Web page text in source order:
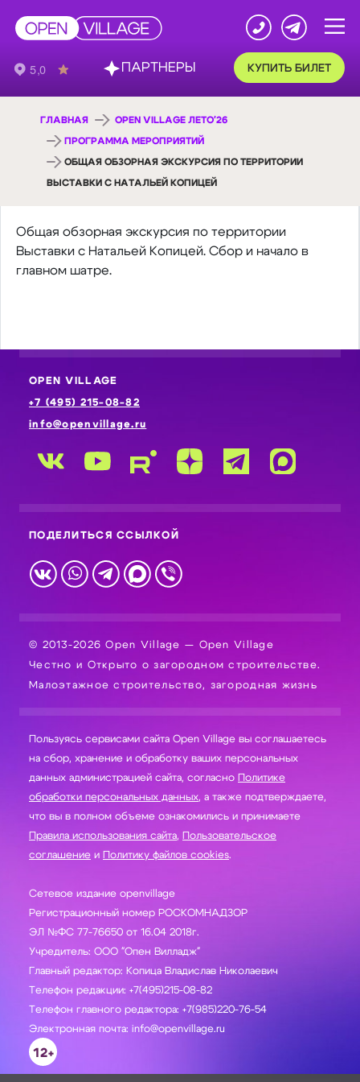
КУПИТЬ БИЛЕТ
ГЛАВНАЯ OPEN VILLAGE ЛЕТО'26
ПРОГРАММА МЕРОПРИЯТИЙ
ОБЩАЯ ОБЗОРНАЯ ЭКСКУРСИЯ ПО ТЕРРИТОРИИ
ВЫСТАВКИ С НАТАЛЬЕЙ КОПИЦЕЙ
Общая обзорная экскурсия по территории
Выставки с Натальей Копицей. Сбор и начало в
главном шатре.
OPEN VILLAGE
+7 (495) 215-08-82
info@openvillage.ru
ПОДЕЛИТЬСЯ ССЫЛКОЙ
© 2013-2026 Open Village — Open Village
Честно и Открыто о загородном строительстве.
Малоэтажное строительство, загородная жизнь
Пользуясь сервисами сайта Open Village вы соглашаетесь
на сбор, хранение и обработку ваших персональных
данных администрацией сайта, согласно Политике
обработки персональных данных, а также подтверждаете,
что вы в полном объеме ознакомились и принимаете
Правила использования сайта, Пользовательское
соглашение и Политику файлов cookies.
Сетевое издание openvillage
Регистрационный номер РОСКОМНАДЗОР
ЭЛ №ФС 77-76650 от 16.04 2018г.
Учредитель: ООО "Опен Вилладж"
Главный редактор: Копица Владислав Николаевич
Телефон редакции: +7(495)215-08-82
Телефон главного редактора: +7(985)220-76-54
Электронная почта: info@openvillage.ru
12+